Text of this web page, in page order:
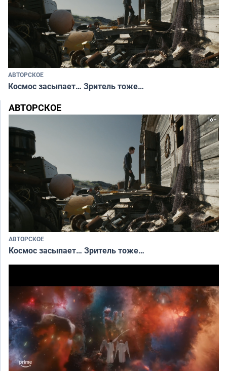
АВТОРСКОЕ
Космос засыпает… Зритель тоже…
АВТОРСКОЕ
АВТОРСКОЕ
Космос засыпает… Зритель тоже…